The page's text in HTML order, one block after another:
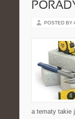
POSTED BY
a tematy takie